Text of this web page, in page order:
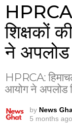
शिक्षकों
ने अपलोड
HPRCA:
आयोग ने अपलोड
by News
5 months ago